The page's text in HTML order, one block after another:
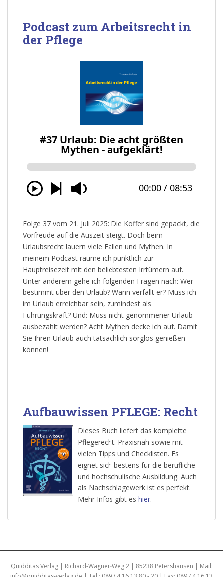
Podcast zum Arbeitsrecht in
der Pflege
Folge 37 vom 21. Juli 2025: Die Koffer sind gepackt, die
Vorfreude auf die Auszeit steigt. Doch beim
Urlaubsrecht lauern viele Fallen und Mythen. In
meinem Podcast räume ich pünktlich zur
Hauptreisezeit mit den beliebtesten Irrtümern auf.
Unter anderem gehe ich folgenden Fragen nach: Wer
bestimmt über den Urlaub? Wann verfällt er? Muss ich
im Urlaub erreichbar sein, zumindest als
Führungskraft? Und: Muss nicht genommener Urlaub
ausbezahlt werden? Acht Mythen decke ich auf. Damit
Sie Ihren Urlaub auch tatsächlich sorglos genießen
können!
Aufbauwissen PFLEGE: Recht
Dieses Buch liefert das komplette
Pflegerecht. Praxisnah sowie mit
vielen Tipps und Checklisten. Es
eignet sich bestens für die berufliche
und hochschulische Ausbildung. Auch
als Nachschlagewerk ist es perfekt.
Mehr Infos gibt es hier.
Quidditas Verlag | Richard-Wagner-Weg 2 | 85238 Petershausen | Mail: